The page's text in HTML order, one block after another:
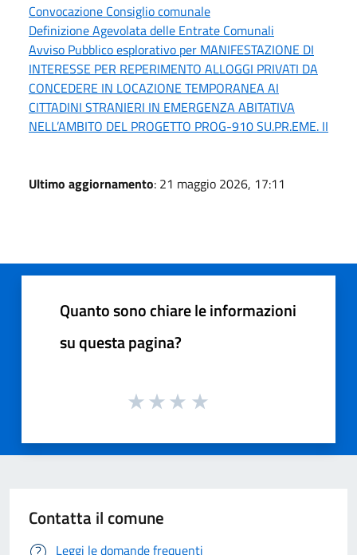
Convocazione Consiglio comunale
Definizione Agevolata delle Entrate Comunali
Avviso Pubblico esplorativo per MANIFESTAZIONE DI
INTERESSE PER REPERIMENTO ALLOGGI PRIVATI DA
CONCEDERE IN LOCAZIONE TEMPORANEA AI
CITTADINI STRANIERI IN EMERGENZA ABITATIVA
NELL’AMBITO DEL PROGETTO PROG-910 SU.PR.EME. II
Ultimo aggiornamento: 21 maggio 2026, 17:11
Quanto sono chiare le informazioni
su questa pagina?
Contatta il comune
Leggi le domande frequenti